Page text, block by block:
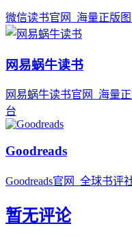
微信读书官网_海量正版
网易蜗牛读书
网易蜗牛读书官网_海量
台
Goodreads
Goodreads官网_全球书评
暂无评论